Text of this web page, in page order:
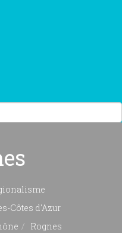
Côtes d'Azur
Rognes